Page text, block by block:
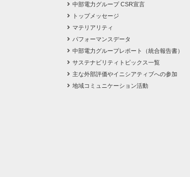
中部電力グループ CSR宣言
トップメッセージ
マテリアリティ
パフォーマンスデータ
中部電力グループレポート（統合報告書）
サステナビリティトピックス一覧
主な外部評価やイニシアティブへの参加
地域コミュニケーション活動